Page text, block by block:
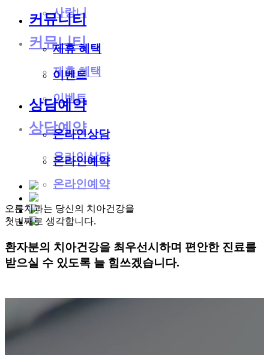
커뮤니티
제휴 혜택
이벤트
상담예약
온라인상담
온라인예약
사랑니
커뮤니티
제휴 혜택
이벤트
상담예약
온라인상담
온라인예약
오른치과는 당신의 치아건강을
첫번째로 생각합니다.
환자분의 치아건강을 최우선시하며 편안한 진료를
받으실 수 있도록 늘 힘쓰겠습니다.